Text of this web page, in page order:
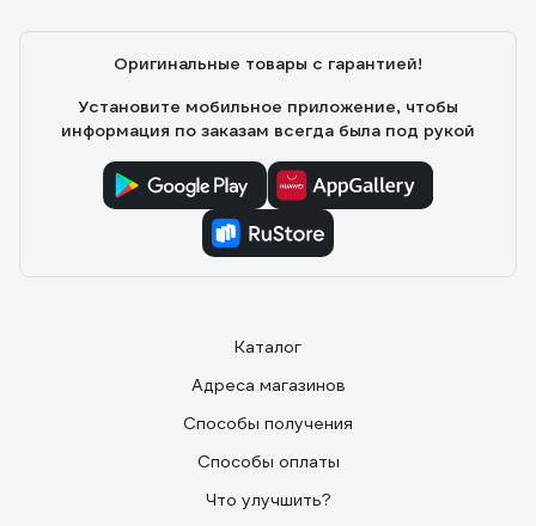
Оригинальные товары с гарантией!
Установите мобильное приложение, чтобы
информация по заказам всегда была под рукой
Каталог
Адреса магазинов
Способы получения
Способы оплаты
Что улучшить?